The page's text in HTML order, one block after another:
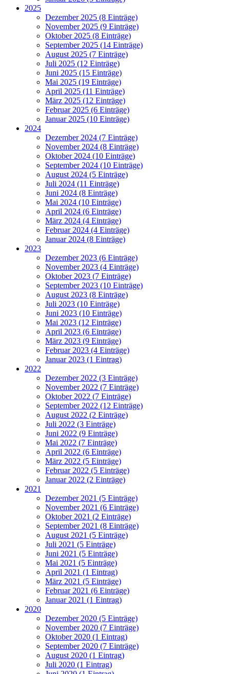
2025
Dezember 2025 (8 Einträge)
November 2025 (9 Einträge)
Oktober 2025 (8 Einträge)
September 2025 (14 Einträge)
August 2025 (7 Einträge)
Juli 2025 (12 Einträge)
Juni 2025 (15 Einträge)
Mai 2025 (19 Einträge)
April 2025 (11 Einträge)
März 2025 (12 Einträge)
Februar 2025 (6 Einträge)
Januar 2025 (10 Einträge)
2024
Dezember 2024 (7 Einträge)
November 2024 (8 Einträge)
Oktober 2024 (10 Einträge)
September 2024 (10 Einträge)
August 2024 (5 Einträge)
Juli 2024 (11 Einträge)
Juni 2024 (8 Einträge)
Mai 2024 (10 Einträge)
April 2024 (6 Einträge)
März 2024 (4 Einträge)
Februar 2024 (4 Einträge)
Januar 2024 (8 Einträge)
2023
Dezember 2023 (6 Einträge)
November 2023 (4 Einträge)
Oktober 2023 (7 Einträge)
September 2023 (10 Einträge)
August 2023 (8 Einträge)
Juli 2023 (10 Einträge)
Juni 2023 (10 Einträge)
Mai 2023 (12 Einträge)
April 2023 (6 Einträge)
März 2023 (9 Einträge)
Februar 2023 (4 Einträge)
Januar 2023 (1 Eintrag)
2022
Dezember 2022 (3 Einträge)
November 2022 (7 Einträge)
Oktober 2022 (7 Einträge)
September 2022 (12 Einträge)
August 2022 (2 Einträge)
Juli 2022 (3 Einträge)
Juni 2022 (9 Einträge)
Mai 2022 (7 Einträge)
April 2022 (6 Einträge)
März 2022 (5 Einträge)
Februar 2022 (5 Einträge)
Januar 2022 (2 Einträge)
2021
Dezember 2021 (5 Einträge)
November 2021 (6 Einträge)
Oktober 2021 (2 Einträge)
September 2021 (8 Einträge)
August 2021 (5 Einträge)
Juli 2021 (5 Einträge)
Juni 2021 (5 Einträge)
Mai 2021 (5 Einträge)
April 2021 (1 Eintrag)
März 2021 (5 Einträge)
Februar 2021 (6 Einträge)
Januar 2021 (1 Eintrag)
2020
Dezember 2020 (5 Einträge)
November 2020 (7 Einträge)
Oktober 2020 (1 Eintrag)
September 2020 (7 Einträge)
August 2020 (1 Eintrag)
Juli 2020 (1 Eintrag)